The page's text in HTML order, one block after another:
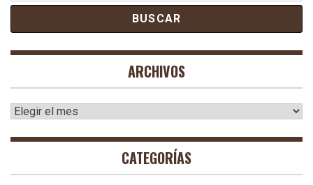
ARCHIVOS
Archivos
CATEGORÍAS